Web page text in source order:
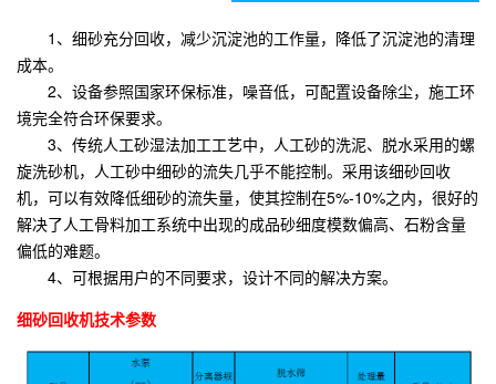
1、细砂充分回收，减少沉淀池的工作量，降低了沉淀池的清理
成本。
2、设备参照国家环保标准，噪音低，可配置设备除尘，施工环
境完全符合环保要求。
3、传统人工砂湿法加工工艺中，人工砂的洗泥、脱水采用的螺
旋洗砂机，人工砂中细砂的流失几乎不能控制。采用该细砂回收
机，可以有效降低细砂的流失量，使其控制在5%-10%之内，很好的
解决了人工骨料加工系统中出现的成品砂细度模数偏高、石粉含量
偏低的难题。
4、可根据用户的不同要求，设计不同的解决方案。
细砂回收机技术参数